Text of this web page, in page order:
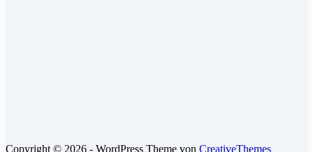
Copyright © 2026 - WordPress Theme von CreativeThemes